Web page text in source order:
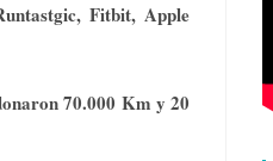
Fitbit, Apple
70.000 Km y 20